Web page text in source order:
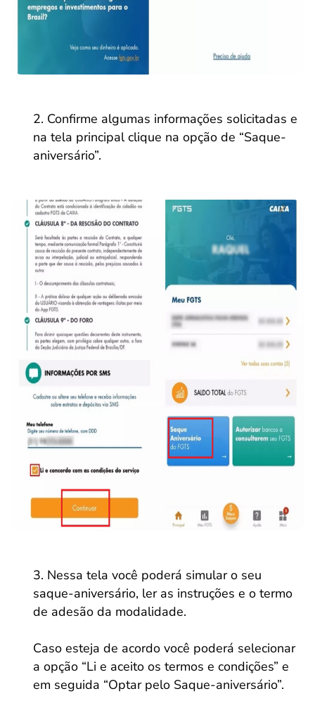
Confirme algumas informações solicitadas e
na tela principal clique na opção de “Saque-
aniversário”.
Nessa tela você poderá simular o seu
saque-aniversário, ler as instruções e o termo
de adesão da modalidade.
Caso esteja de acordo você poderá selecionar
a opção “Li e aceito os termos e condições” e
em seguida “Optar pelo Saque-aniversário”.